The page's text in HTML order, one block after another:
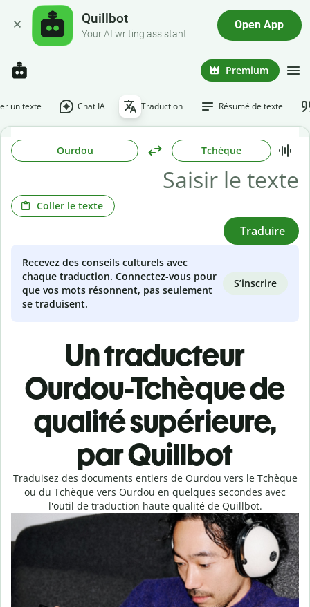
Quillbot
Your AI writing assistant
Open App
Premium
un texte Chat IA Traduction Résumé de texte
Ourdou Tchèque
Coller le texte
Traduire
Recevez des conseils culturels avec
chaque traduction. Connectez-vous pour
que vos mots résonnent, pas seulement
se traduisent.
S’inscrire
Un traducteur
Ourdou-Tchèque de
qualité supérieure,
par Quillbot
Traduisez des documents entiers de Ourdou vers le Tchèque
ou du Tchèque vers Ourdou en quelques secondes avec
l'outil de traduction haute qualité de Quillbot.